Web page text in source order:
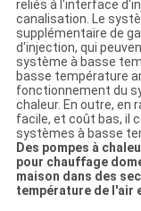
reliés à l'interface
canalisation. Le
supplémentaire de
d'injection, qui
système à basse
basse température
fonctionnement du
chaleur. En outre, en
facile, et coût bas, il
systèmes à basse
Des pompes à
pour chauffage
maison dans des
température de l'air